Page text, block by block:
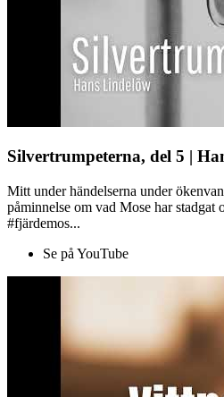
Silvertrumpeterna, del 5 |
Mitt under händelserna under
påminnelse om vad Mose har stadgat
#fjärdemos...
Se på YouTube